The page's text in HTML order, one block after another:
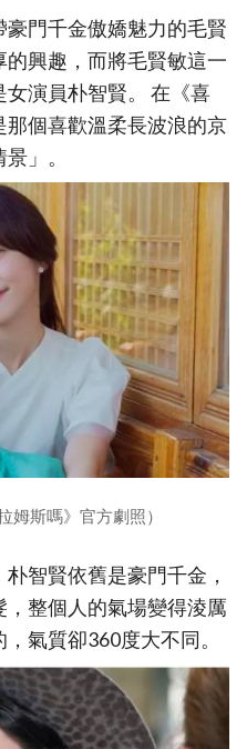
門千金傲嬌魅力的毛賢
興趣，而將毛賢敏這一
演員朴智賢。 在《喜
個喜歡溫柔長波浪的京
」。
姆斯嗎》官方劇照）
智賢依舊是豪門千金，
整個人的氣場變得淩厲
氣質卻360度大不同。